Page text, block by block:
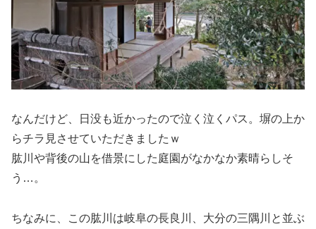
なんだけど、日没も近かったので泣く泣くパス。塀の上か
らチラ見させていただきましたｗ
肱川や背後の山を借景にした庭園がなかなか素晴らしそ
う…。
ちなみに、この肱川は岐阜の長良川、大分の三隅川と並ぶ